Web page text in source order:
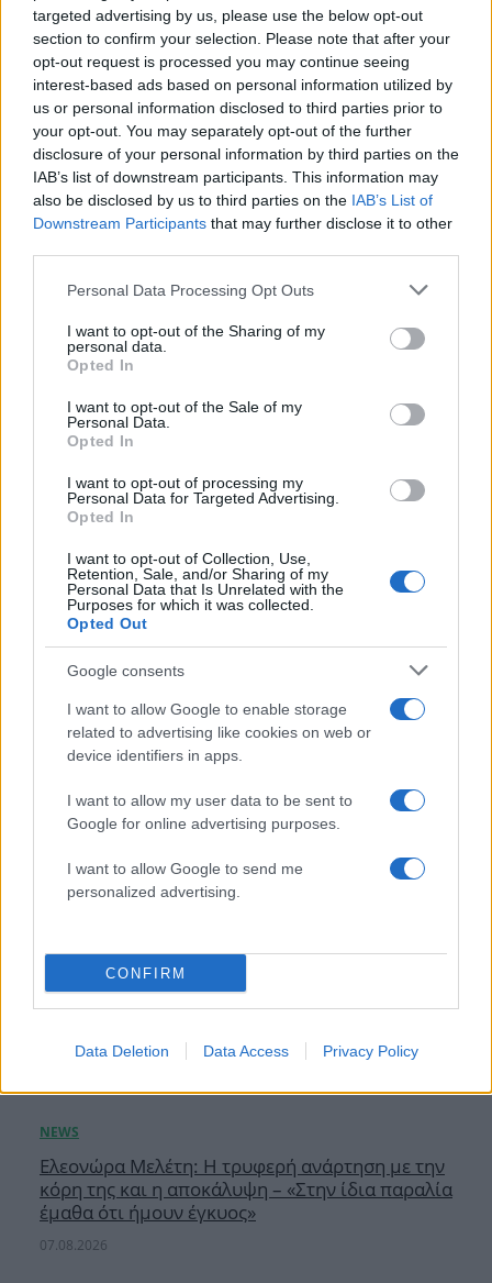
targeted advertising by us, please use the below opt-out
section to confirm your selection. Please note that after your
opt-out request is processed you may continue seeing
interest-based ads based on personal information utilized by
us or personal information disclosed to third parties prior to
your opt-out. You may separately opt-out of the further
disclosure of your personal information by third parties on the
IAB’s list of downstream participants. This information may
also be disclosed by us to third parties on the IAB’s List of
Downstream Participants that may further disclose it to other
Please note that this website/app uses one or more Google
not limited to your visit or usage behaviour. You may click to
grant or deny consent to Google and its third-party tags to
use your data for below specified purposes in below Google
consent section.
Personal Data Processing Opt Outs
I want to opt-out of the Sharing of my
personal data.
Opted In
I want to opt-out of the Sale of my
Personal Data.
Opted In
I want to opt-out of processing my
Personal Data for Targeted Advertising.
Opted In
I want to opt-out of Collection, Use,
Retention, Sale, and/or Sharing of my
Personal Data that Is Unrelated with the
Purposes for which it was collected.
Opted Out
Google consents
I want to allow Google to enable storage
related to advertising like cookies on web or
device identifiers in apps.
I want to allow my user data to be sent to
Google for online advertising purposes.
I want to allow Google to send me
personalized advertising.
CONFIRM
Data Deletion Data Access Privacy Policy
Τζάστιν και Χείλι Μπίμπερ: Βόλτα για σούσι στο
Λος Άντζελες με casual looks αλλά και ένα
«αμήχανο vibe» που δεν πέρασε απαρατήρητο
εξομολόγηση για τον γιο της – «Εκείνο το
βράδυ είδα το μεγαλύτερο θαύμα της ζωής
μου»
07.08.2026
Ελεονώρα Μελέτη: Η τρυφερή ανάρτηση με την
κόρη της και η αποκάλυψη – «Στην ίδια παραλία
έμαθα ότι ήμουν έγκυος»
07.08.2026